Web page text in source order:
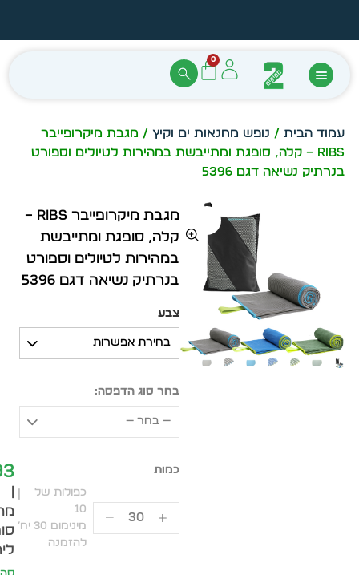
0
עמוד הבית / נופש מחנאות ים וקיץ / מגבת מיקרופייבר
RIBS – קלה, סופגת ומתייבשת במהירות לטיולים וספורט
בנרתיק נשיאה דגם 5396
מגבת מיקרופייבר RIBS –
קלה, סופגת ומתייבשת
במהירות לטיולים וספורט
בנרתיק נשיאה דגם 5396
צבע
בחירת אפשרות
בחר סוג הדפסה:
— בחר —
כפולות של
10
מינימום 30 יח׳
להזמנה